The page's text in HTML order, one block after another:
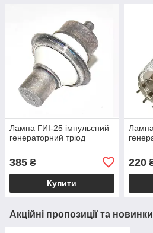
Лампа ГИІ-25 імпульсний
генераторний тріод
385 ₴
Купити
220
Акційні пропозиції та новинки